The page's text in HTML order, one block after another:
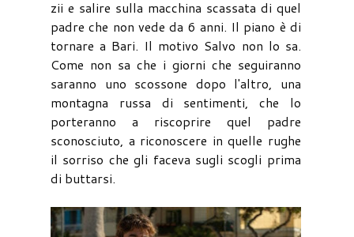
zii e salire sulla macchina scassata di quel
padre che non vede da 6 anni. Il piano è di
tornare a Bari. Il motivo Salvo non lo sa.
Come non sa che i giorni che seguiranno
saranno uno scossone dopo l'altro, una
montagna russa di sentimenti, che lo
porteranno a riscoprire quel padre
sconosciuto, a riconoscere in quelle rughe
il sorriso che gli faceva sugli scogli prima
di buttarsi.